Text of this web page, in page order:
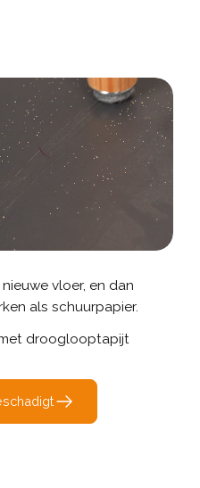
vloer, en dan
als schuurpapier.
drooglooptapijt